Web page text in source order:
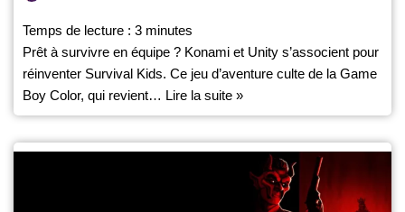
Temps de lecture : 3 minutes
Prêt à survivre en équipe ? Konami et Unity s’associent pour
réinventer Survival Kids. Ce jeu d’aventure culte de la Game
Boy Color, qui revient… Lire la suite »